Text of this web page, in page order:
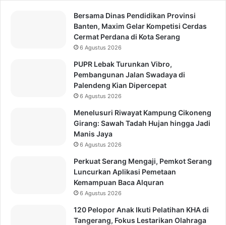
Bersama Dinas Pendidikan Provinsi
Banten, Maxim Gelar Kompetisi Cerdas
Cermat Perdana di Kota Serang
6 Agustus 2026
PUPR Lebak Turunkan Vibro,
Pembangunan Jalan Swadaya di
Palendeng Kian Dipercepat
6 Agustus 2026
Menelusuri Riwayat Kampung Cikoneng
Girang: Sawah Tadah Hujan hingga Jadi
Manis Jaya
6 Agustus 2026
Perkuat Serang Mengaji, Pemkot Serang
Luncurkan Aplikasi Pemetaan
Kemampuan Baca Alquran
6 Agustus 2026
120 Pelopor Anak Ikuti Pelatihan KHA di
Tangerang, Fokus Lestarikan Olahraga